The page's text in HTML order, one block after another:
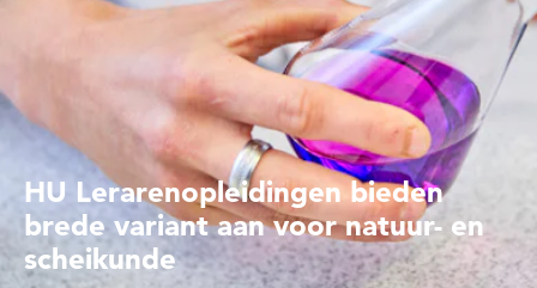
HU Lerarenopleidingen bieden
brede variant aan voor natuur- en
scheikunde